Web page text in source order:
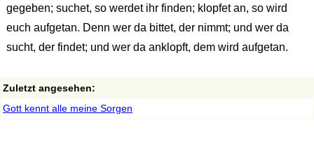
gegeben; suchet, so werdet ihr finden; klopfet an, so wird
euch aufgetan. Denn wer da bittet, der nimmt; und wer da
sucht, der findet; und wer da anklopft, dem wird aufgetan.
Zuletzt angesehen:
Gott kennt alle meine Sorgen